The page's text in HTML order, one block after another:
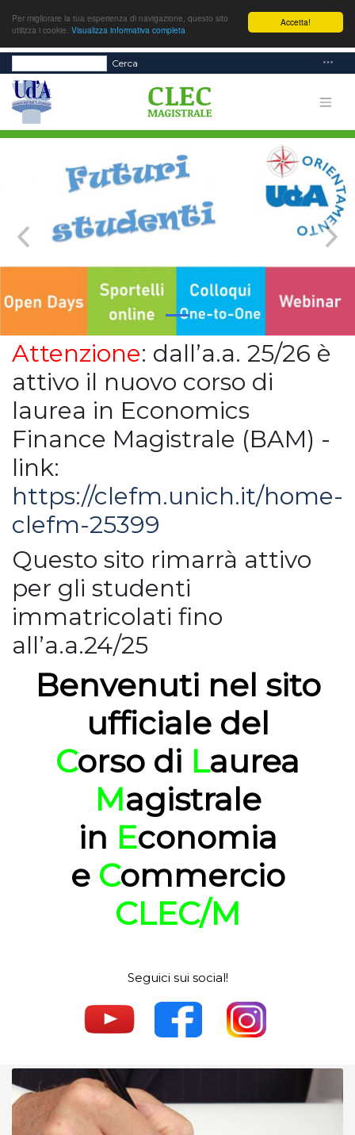
Accetta!
Per migliorare la tua esperienza di navigazione, questo sito
utilizza i cookie. Visualizza informativa completa
Cerca
Attenzione: dall’a.a. 25/26 è
attivo il nuovo corso di
laurea in Economics
Finance Magistrale (BAM) -
link:
https://clefm.unich.it/home-
clefm-25399
Questo sito rimarrà attivo
per gli studenti
immatricolati fino
all’a.a.24/25
Benvenuti nel sito
ufficiale del
Corso di Laurea
Magistrale
in Economia
e Commercio
CLEC/M
Seguici sui social!